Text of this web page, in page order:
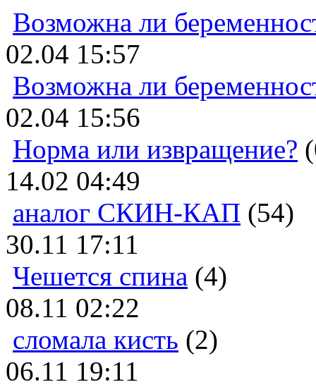
Возможна ли
02.04 15:57
Возможна ли
02.04 15:56
Норма или извращение?
14.02 04:49
аналог СКИН-КАП (54)
30.11 17:11
Чешется спина (4)
08.11 02:22
сломала кисть (2)
06.11 19:11